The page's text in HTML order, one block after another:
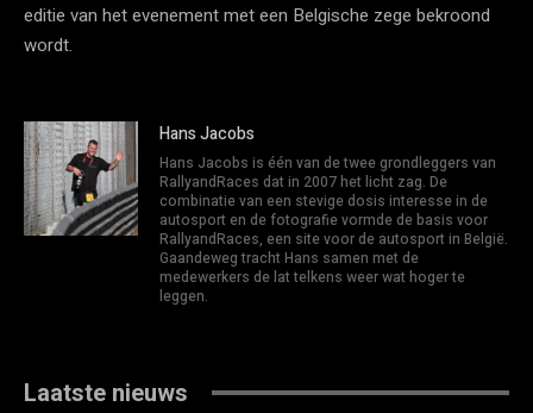
editie van het evenement met een Belgische zege bekroond
wordt.
Hans Jacobs
Hans Jacobs is één van de twee grondleggers van
RallyandRaces dat in 2007 het licht zag. De
combinatie van een stevige dosis interesse in de
autosport en de fotografie vormde de basis voor
RallyandRaces, een site voor de autosport in België.
Gaandeweg tracht Hans samen met de
medewerkers de lat telkens weer wat hoger te
leggen.
Laatste nieuws